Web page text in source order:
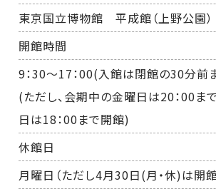
東京国立博物館 平成館（上野公園）
開館時間
9：30～17：00(入館は閉館の30分前
(ただし、会期中の金曜日は20：00ま
日は18：00まで開館)
休館日
月曜日（ただし4月30日(月・休)は開館